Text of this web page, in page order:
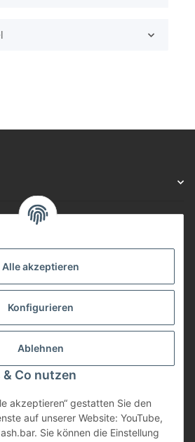
Alle akzeptieren
Konfigurieren
Ablehnen
Co nutzen
akzeptieren“ gestatten Sie den
auf unserer Website: YouTube,
Sie können die Einstellung